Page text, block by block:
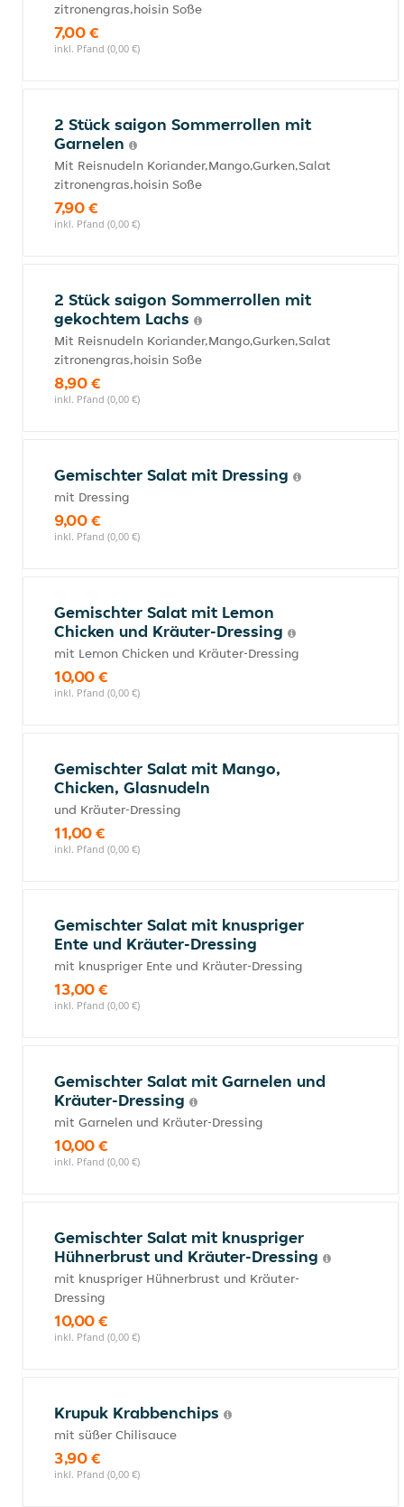
zitronengras,hoisin Soße
7,00 €
inkl. Pfand (0,00 €)
2 Stück saigon Sommerrollen mit
Garnelen
Mit Reisnudeln Koriander,Mango,Gurken,Salat
zitronengras,hoisin Soße
7,90 €
inkl. Pfand (0,00 €)
2 Stück saigon Sommerrollen mit
gekochtem Lachs
Mit Reisnudeln Koriander,Mango,Gurken,Salat
zitronengras,hoisin Soße
8,90 €
inkl. Pfand (0,00 €)
Gemischter Salat mit Dressing
mit Dressing
9,00 €
inkl. Pfand (0,00 €)
Gemischter Salat mit Lemon
Chicken und Kräuter-Dressing
mit Lemon Chicken und Kräuter-Dressing
10,00 €
inkl. Pfand (0,00 €)
Gemischter Salat mit Mango,
Chicken, Glasnudeln
und Kräuter-Dressing
11,00 €
inkl. Pfand (0,00 €)
Gemischter Salat mit knuspriger
Ente und Kräuter-Dressing
mit knuspriger Ente und Kräuter-Dressing
13,00 €
inkl. Pfand (0,00 €)
Gemischter Salat mit Garnelen und
Kräuter-Dressing
mit Garnelen und Kräuter-Dressing
10,00 €
inkl. Pfand (0,00 €)
Gemischter Salat mit knuspriger
Hühnerbrust und Kräuter-Dressing
mit knuspriger Hühnerbrust und Kräuter-
Dressing
10,00 €
inkl. Pfand (0,00 €)
Krupuk Krabbenchips
mit süßer Chilisauce
3,90 €
inkl. Pfand (0,00 €)